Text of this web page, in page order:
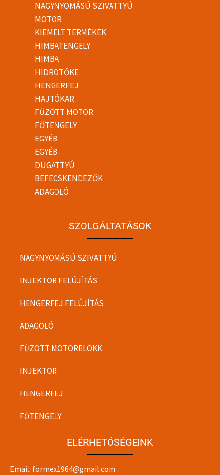
NAGYNYOMÁSÚ SZIVATTYÚ
MOTOR
KIEMELT TERMÉKEK
HIMBATENGELY
HIMBA
HIDROTŐKE
HENGERFEJ
HAJTÓKAR
FŰZÖTT MOTOR
FŐTENGELY
EGYÉB
EGYÉB
DUGATTYÚ
BEFECSKENDEZŐK
ADAGOLÓ
SZOLGÁLTATÁSOK
NAGYNYOMÁSÚ SZIVATTYÚ
INJEKTOR FELÚJÍTÁS
HENGERFEJ FELÚJÍTÁS
ADAGOLÓ
FŰZÖTT MOTORBLOKK
INJEKTOR
HENGERFEJ
FŐTENGELY
ELÉRHETŐSÉGEINK
Email: formex1964@gmail.com